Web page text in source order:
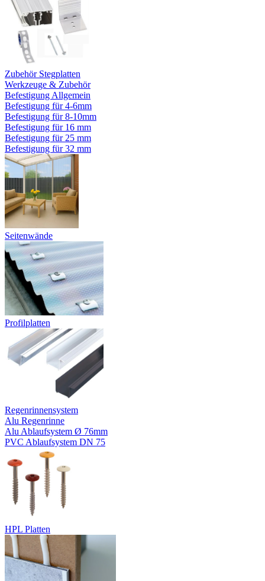
Zubehör Stegplatten
Werkzeuge & Zubehör
Befestigung Allgemein
Befestigung für 4-6mm
Befestigung für 8-10mm
Befestigung für 16 mm
Befestigung für 25 mm
Befestigung für 32 mm
Seitenwände
Profilplatten
Regenrinnensystem
Alu Regenrinne
Alu Ablaufsystem Ø 76mm
PVC Ablaufsystem DN 75
HPL Platten